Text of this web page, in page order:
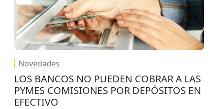
Novedades
LOS BANCOS NO PUEDEN COBRAR A LAS
PYMES COMISIONES POR DEPÓSITOS EN
EFECTIVO